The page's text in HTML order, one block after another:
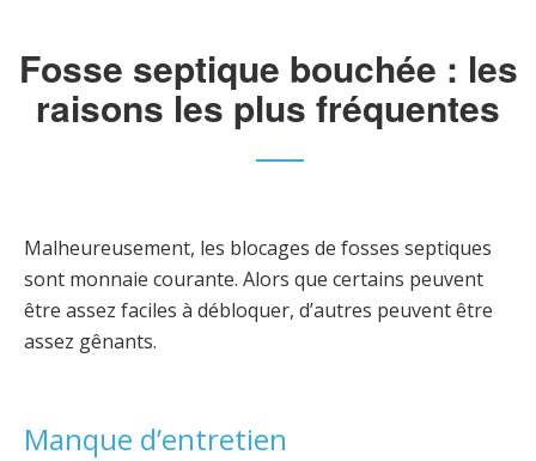
Fosse septique bouchée : les
raisons les plus fréquentes
Malheureusement, les blocages de fosses septiques
sont monnaie courante. Alors que certains peuvent
être assez faciles à débloquer, d’autres peuvent être
assez gênants.
Manque d’entretien